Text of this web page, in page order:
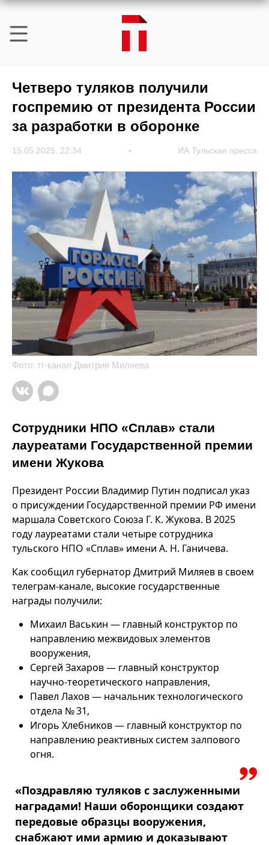
Четверо туляков получили
госпремию от президента России
за разработки в оборонке
15.05.2025, 22:34 ИА Тульская пресса
Фото: тг-канал Дмитрия Миляева
Сотрудники НПО «Сплав» стали
лауреатами Государственной премии
имени Жукова
Президент России Владимир Путин подписал указ
о присуждении Государственной премии РФ имени
маршала Советского Союза Г. К. Жукова. В 2025
году лауреатами стали четыре сотрудника
тульского НПО «Сплав» имени А. Н. Ганичева.
Как сообщил губернатор Дмитрий Миляев в своем
телеграм-канале, высокие государственные
награды получили:
Михаил Васькин — главный конструктор по
направлению межвидовых элементов
вооружения,
Сергей Захаров — главный конструктор
научно-теоретического направления,
Павел Лахов — начальник технологического
отдела № 31,
Игорь Хлебников — главный конструктор по
направлению реактивных систем залпового
огня.
«Поздравляю туляков с заслуженными
наградами! Наши оборонщики создают
передовые образцы вооружения,
снабжают ими армию и доказывают